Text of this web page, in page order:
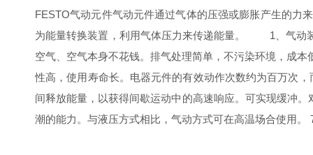
FESTO气动元件气动元件通过气体的压强或膨胀产生的力
为能量转换装置，利用气体压力来传递能量。 1、气动装
空气、空气本身不花钱。排气处理简单，不污染环境，成
性高，使用寿命长。电器元件的有效动作次数约为百万次
间释放能量，以获得间歇运动中的高速响应。可实现缓冲
潮的能力。与液压方式相比，气动方式可在高温场合使用